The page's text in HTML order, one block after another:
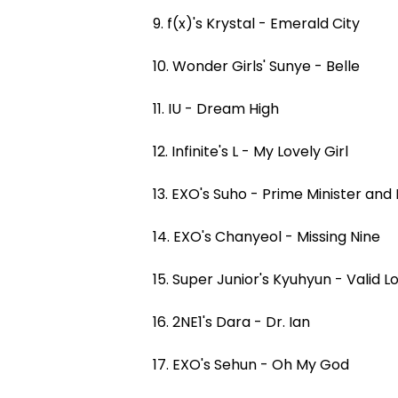
9. f(x)'s Krystal - Emerald City
10. Wonder Girls' Sunye - Belle
11. IU - Dream High
12. Infinite's L - My Lovely Girl
13. EXO's Suho - Prime Minister and I
14. EXO's Chanyeol - Missing Nine
15. Super Junior's Kyuhyun - Valid
16. 2NE1's Dara - Dr. Ian
17. EXO's Sehun - Oh My God